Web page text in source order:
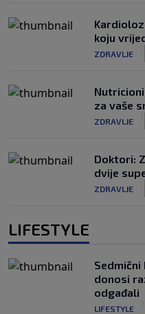
koju
ZDRAVLJE
za vaše
ZDRAVLJE
Doktori:
dvije
ZDRAVLJE
LIFESTYLE
donosi
odgađali
LIFESTYLE